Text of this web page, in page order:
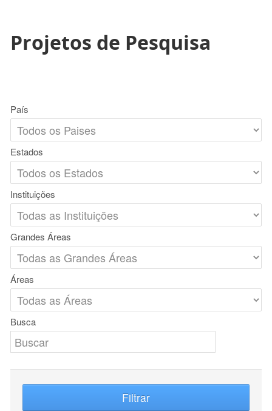
Projetos de Pesquisa
País
Estados
Instituições
Grandes Áreas
Áreas
Busca
Filtrar